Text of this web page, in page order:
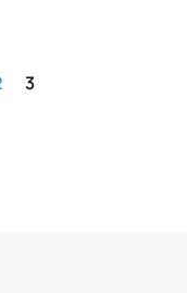
3